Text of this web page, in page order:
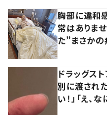
胸部に違和
常はありま
た”まさか
ドラッグス
別に渡され
い！」「え、な